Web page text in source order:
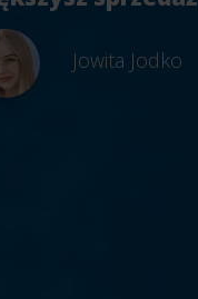
Jowita Jodko